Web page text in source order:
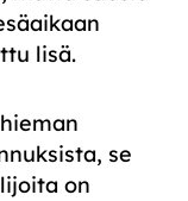
lisä.
se
on